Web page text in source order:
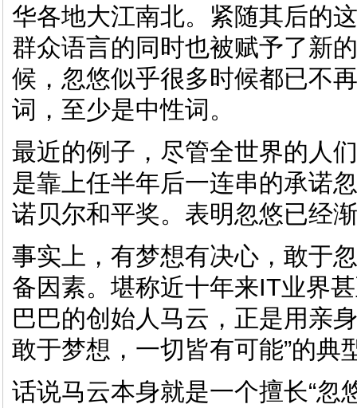
华各地大江南北。紧随其后的
群众语言的同时也被赋予了新
候，忽悠似乎很多时候都已不
词，至少是中性词。
最近的例子，尽管全世界的人
是靠上任半年后一连串的承诺
诺贝尔和平奖。表明忽悠已经
事实上，有梦想有决心，敢于
备因素。堪称近十年来IT业界
巴巴的创始人马云，正是用亲
敢于梦想，一切皆有可能”的典
话说马云本身就是一个擅长“忽